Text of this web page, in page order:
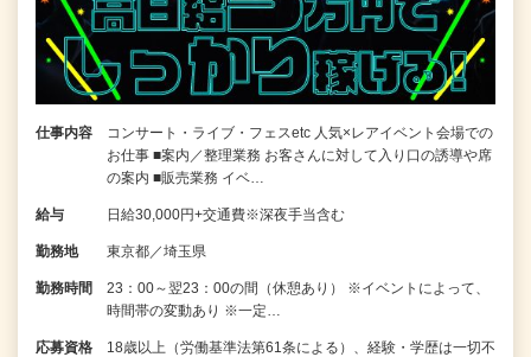
仕事内容
コンサート・ライブ・フェスetc 人気×レアイベント会場での
お仕事 ■案内／整理業務 お客さんに対して入り口の誘導や席
の案内 ■販売業務 イベ…
給与 日給30,000円+交通費※深夜手当含む
勤務地 東京都／埼玉県
勤務時間
23：00～翌23：00の間（休憩あり） ※イベントによって、
時間帯の変動あり ※一定…
応募資格
18歳以上（労働基準法第61条による）、経験・学歴は一切不